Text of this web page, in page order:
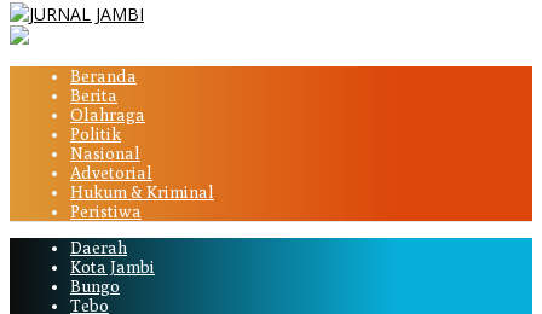
Beranda
Berita
Olahraga
Politik
Nasional
Advetorial
Hukum & Kriminal
Peristiwa
Daerah
Kota Jambi
Bungo
Tebo